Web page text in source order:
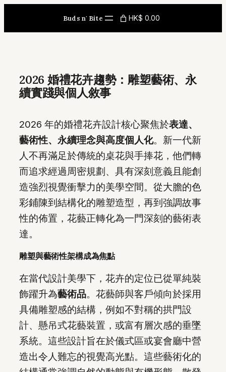
content
Buds n' Bite HK$ 0.00
2026 婚禮花卉趨勢：雕塑藝術、永
續實踐與個人敘事
2026 年的婚禮花卉設計核心聚焦於表達、
藝術性、永續理念與高度個人化。新一代新
人不再滿足於傳統的桌花與手捧花，他們轉
而追求經過周密規劃、具有深刻意義且能創
造強烈視覺衝擊力的美學空間。從大膽的色
彩鋪陳到結構化的雕塑造型，再到強調故事
性的佈置，花藝正轉化為一門深刻的藝術表
達。
雕塑與藝術性架構成為焦點
在當代設計美學下，花卉的定位已從單純裝
飾躍升為藝術品。花藝師與客戶傾向於採用
具備雕塑感的結構，例如不對稱的拱門設
計、懸吊式花藝裝置，或富有層次感的垂墜
系統。這些設計旨在於儀式區或宴會廳中營
造出令人難忘的視覺高光點。這些藝術化的